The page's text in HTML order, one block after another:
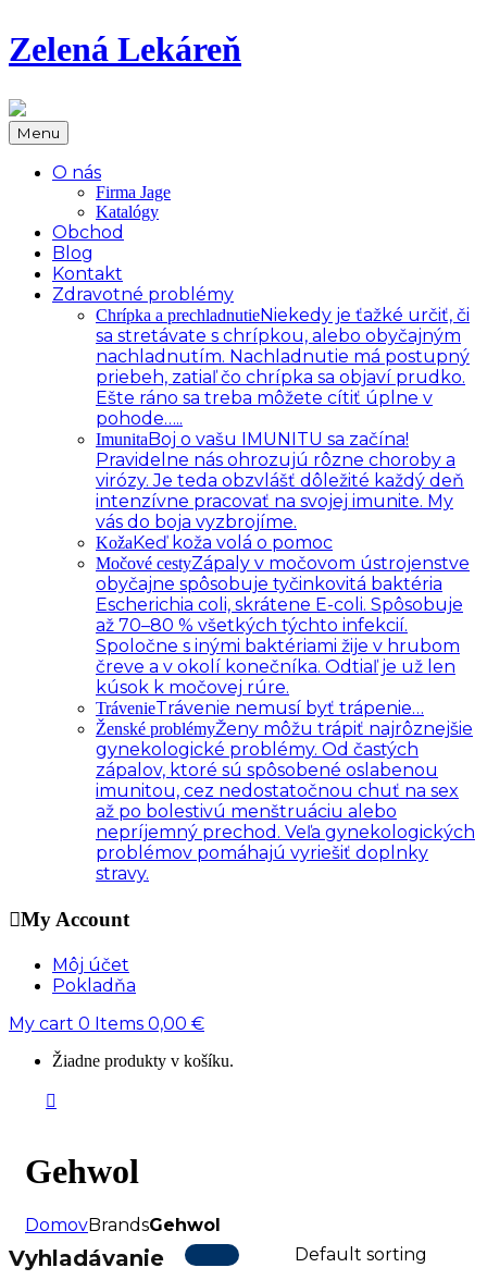
Zelená Lekáreň
Menu
O nás
Firma Jage
Katalógy
Obchod
Blog
Kontakt
Zdravotné problémy
Chrípka a prechladnutieNiekedy je ťažké určiť, či
sa stretávate s chrípkou, alebo obyčajným
nachladnutím. Nachladnutie má postupný
priebeh, zatiaľ čo chrípka sa objaví prudko.
Ešte ráno sa treba môžete cítiť úplne v
pohode…..
ImunitaBoj o vašu IMUNITU sa začína!
Pravidelne nás ohrozujú rôzne choroby a
virózy. Je teda obzvlášť dôležité každý deň
intenzívne pracovať na svojej imunite. My
vás do boja vyzbrojíme.
KožaKeď koža volá o pomoc
Močové cestyZápaly v močovom ústrojenstve
obyčajne spôsobuje tyčinkovitá baktéria
Escherichia coli, skrátene E-coli. Spôsobuje
až 70–80 % všetkých týchto infekcií.
Spoločne s inými baktériami žije v hrubom
čreve a v okolí konečníka. Odtiaľ je už len
kúsok k močovej rúre.
TrávenieTrávenie nemusí byť trápenie…
Ženské problémyŽeny môžu trápiť najrôznejšie
gynekologické problémy. Od častých
zápalov, ktoré sú spôsobené oslabenou
imunitou, cez nedostatočnou chuť na sex
až po bolestivú menštruáciu alebo
nepríjemný prechod. Veľa gynekologických
problémov pomáhajú vyriešiť doplnky
stravy.
My Account
Môj účet
Pokladňa
My cart 0 Items 0,00 €
Žiadne produkty v košíku.
Gehwol
DomovBrandsGehwol
Vyhladávanie Default sorting